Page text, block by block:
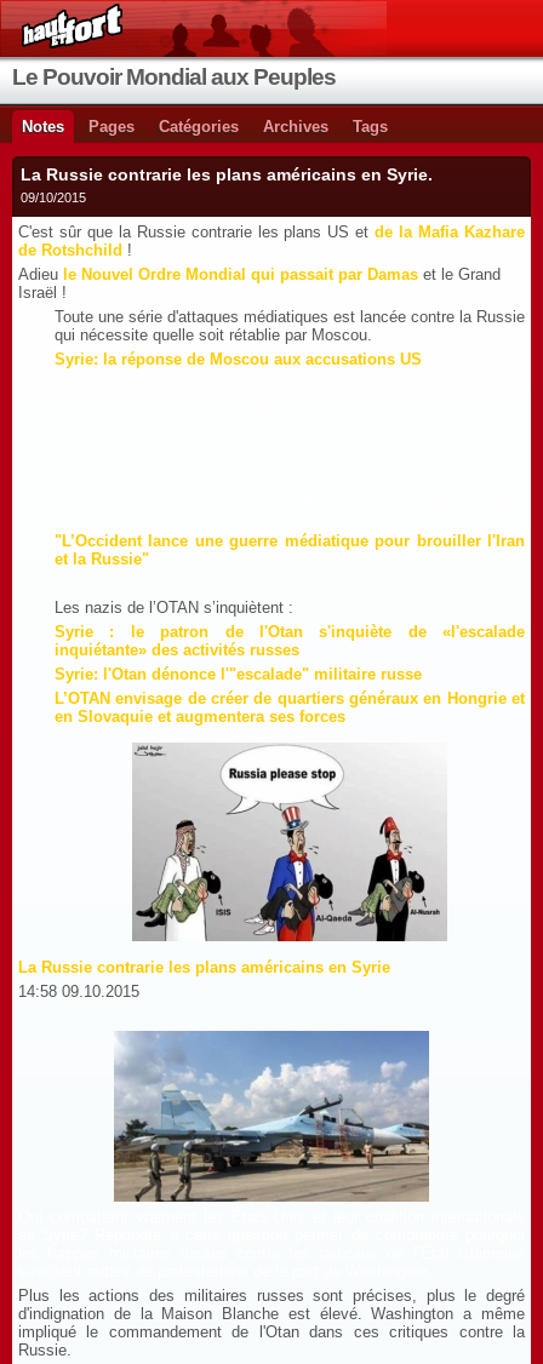
Le Pouvoir Mondial aux Peuples
Notes Pages Catégories Archives Tags
La Russie contrarie les plans américains en Syrie.
09/10/2015
C'est sûr que la Russie contrarie les plans US etde la Mafia Kazhare
de Rotshchild !
Adieu le Nouvel Ordre Mondial qui passait par Damas et le Grand
Israël !
Toute une série d'attaques médiatiques est lancée contre la Russie
qui nécessite quelle soit rétablie par Moscou.
Syrie: la réponse de Moscou aux accusations US
"L’Occident lance une guerre médiatique pour brouiller l'Iran
et la Russie"
Les nazis de l’OTAN s’inquiètent :
Syrie : le patron de l'Otan s'inquiète de «l'escalade
inquiétante» des activités russes
Syrie: l'Otan dénonce l'"escalade" militaire russe
L’OTAN envisage de créer de quartiers généraux en Hongrie et
en Slovaquie et augmentera ses forces
La Russie contrarie les plans américains en Syrie
14:58 09.10.2015
Plus les actions des militaires russes sont précises, plus le degré
d'indignation de la Maison Blanche est élevé. Washington a même
impliqué le commandement de l'Otan dans ces critiques contre la
Russie.